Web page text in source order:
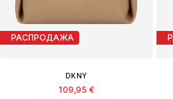
РАСПРОДАЖА
DKNY
109,95 €